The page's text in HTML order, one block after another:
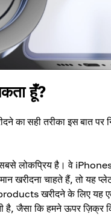
हूँ?
सही तरीका इस बात पर
लोकप्रिय है। वे
खरीदना चाहते हैं, तो यह
खरीदने के लिए यह
है, जैसा कि हमने ऊपर